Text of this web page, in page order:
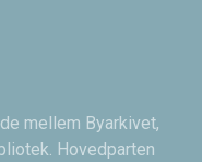
mellem Byarkivet,
Hovedparten